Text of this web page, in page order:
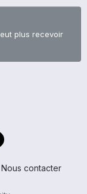
plus recevoir
Nous contacter